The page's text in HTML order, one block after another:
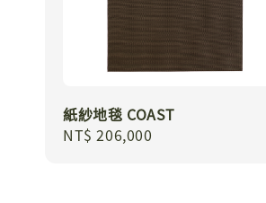
紙紗地毯 COAST
Regular
NT$ 206,000